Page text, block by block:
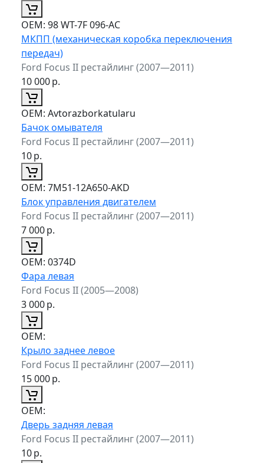
ОЕМ: 98 WT-7F 096-AC
МКПП (механическая коробка переключения
передач)
Ford Focus II рестайлинг (2007—2011)
10 000р.
ОЕМ: Avtorazborkatularu
Бачок омывателя
Ford Focus II рестайлинг (2007—2011)
10р.
ОЕМ: 7M51-12A650-AKD
Блок управления двигателем
Ford Focus II рестайлинг (2007—2011)
7 000р.
ОЕМ: 0374D
Фара левая
Ford Focus II (2005—2008)
3 000р.
ОЕМ:
Крыло заднее левое
Ford Focus II рестайлинг (2007—2011)
15 000р.
ОЕМ:
Дверь задняя левая
Ford Focus II рестайлинг (2007—2011)
10р.